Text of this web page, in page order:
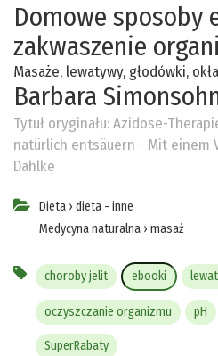
Domowe sposoby
zakwaszenie
Masaże, lewatywy, głodówki,
Barbara
Tytuł oryginału:Azidose-
natürlich entsäuern - Mit einem
Dahlke
Dieta › dieta - inne
Medycyna naturalna › masaż
choroby jelit ebooki
oczyszczanie organizmu pH
SuperRabaty